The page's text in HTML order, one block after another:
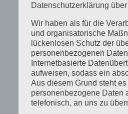
Datenschutzerklärung
Wir haben als für die
und organisatorische
lückenlosen Schutz der
personenbezogenen
Internetbasierte
aufweisen, sodass ein
Aus diesem Grund steht
personenbezogene Daten
telefonisch, an uns zu